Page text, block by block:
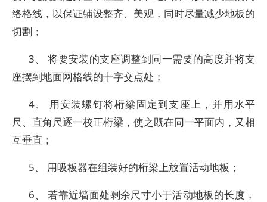
络格线，以保证铺设整齐、美观，同时尽量减少地板的
切割；
3、 将要安装的支座调整到同一需要的高度并将支
座摆到地面网格线的十字交点处；
4、 用安装螺钉将桁梁固定到支座上，并用水平
尺、直角尺逐一校正桁梁，使之既在同一平面内，又相
互垂直；
5、 用吸板器在组装好的桁梁上放置活动地板；
6、 若靠近墙面处剩余尺寸小于活动地板的长度，